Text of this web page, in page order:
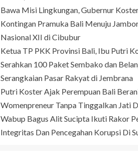
Bawa Misi Lingkungan, Gubernur
Kontingan Pramuka Bali Menuju
Nasional XII di Cibubur
Ketua TP PKK Provinsi Bali, Ibu Putri
Serahkan 100 Paket Sembako dan
Serangkaian Pasar Rakyat di Jembrana
Putri Koster Ajak Perempuan Bali
Womenpreneur Tanpa Tinggalkan Jati
Wabup Bagus Alit Sucipta Ikuti Rakor
Integritas Dan Pencegahan Korupsi Di